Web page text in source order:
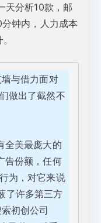
天分析10款，邮
钟内，人力成本
做出了截然不
全美最庞大的
告份额，任何
为，对它来说
了许多第三方
初创公司